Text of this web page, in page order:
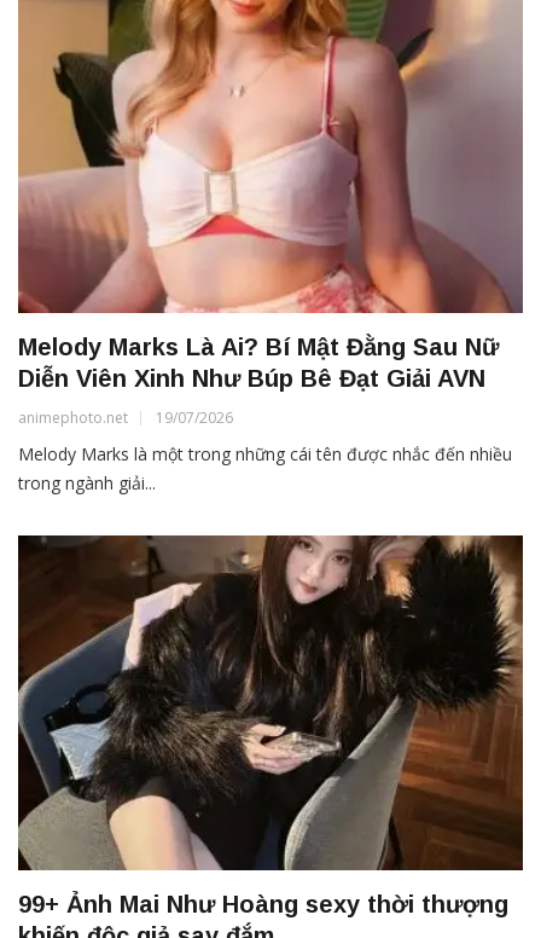
Melody Marks Là Ai? Bí Mật Đằng Sau Nữ
Diễn Viên Xinh Như Búp Bê Đạt Giải AVN
animephoto.net 19/07/2026
Melody Marks là một trong những cái tên được nhắc đến nhiều
trong ngành giải...
99+ Ảnh Mai Như Hoàng sexy thời thượng